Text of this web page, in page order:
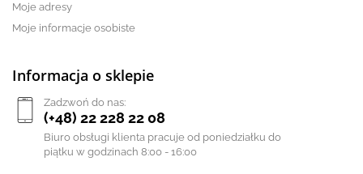
Moje adresy
Moje informacje osobiste
Informacja o sklepie
Zadzwoń do nas:
(+48) 22 228 22 08
Biuro obsługi klienta pracuje od poniedziałku do
piątku w godzinach 8:00 - 16:00